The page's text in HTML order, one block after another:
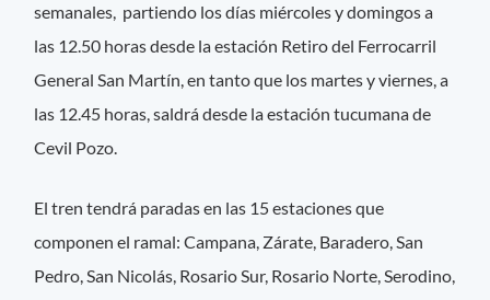
semanales, partiendo los días miércoles y domingos a
las 12.50 horas desde la estación Retiro del Ferrocarril
General San Martín, en tanto que los martes y viernes, a
las 12.45 horas, saldrá desde la estación tucumana de
Cevil Pozo.
El tren tendrá paradas en las 15 estaciones que
componen el ramal: Campana, Zárate, Baradero, San
Pedro, San Nicolás, Rosario Sur, Rosario Norte, Serodino,